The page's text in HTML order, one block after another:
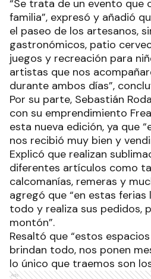
“Se trata de un evento que
familia”, expresó y añadió
el paseo de los artesanos,
gastronómicos, patio
juegos y recreación para
artistas que nos
durante ambos días”,
Por su parte, Sebastián
con su emprendimiento
esta nueva edición, ya que
nos recibió muy bien y
Explicó que realizan
diferentes artículos como
calcomanías, remeras y
agregó que “en estas
todo y realiza sus pedidos,
montón”.
Resaltó que “estos
brindan todo, nos ponen
lo único que traemos son
Ads